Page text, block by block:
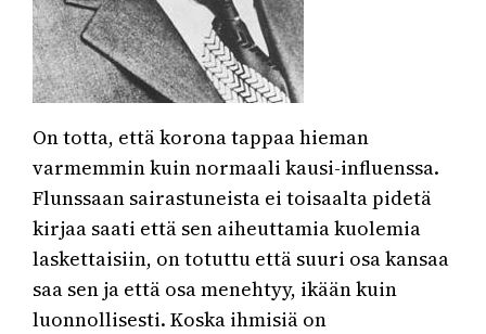
On totta, että korona tappaa hieman
varmemmin kuin normaali kausi-influenssa.
Flunssaan sairastuneista ei toisaalta pidetä
kirjaa saati että sen aiheuttamia kuolemia
laskettaisiin, on totuttu että suuri osa kansaa
saa sen ja että osa menehtyy, ikään kuin
luonnollisesti. Koska ihmisiä on